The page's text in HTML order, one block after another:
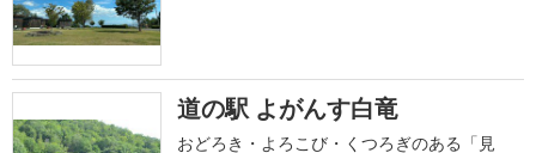
道の駅 よがんす白竜
おどろき・よろこび・くつろぎのある「見